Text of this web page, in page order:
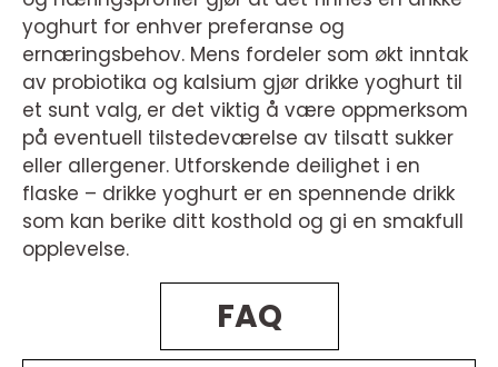
yoghurt for enhver preferanse og
ernæringsbehov. Mens fordeler som økt inntak
av probiotika og kalsium gjør drikke yoghurt til
et sunt valg, er det viktig å være oppmerksom
på eventuell tilstedeværelse av tilsatt sukker
eller allergener. Utforskende deilighet i en
flaske – drikke yoghurt er en spennende drikk
som kan berike ditt kosthold og gi en smakfull
opplevelse.
FAQ